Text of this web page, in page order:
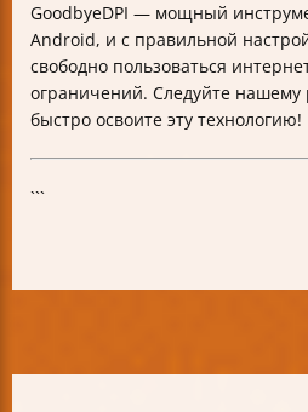
GoodbyeDPI — мощный
Android, и с правильной
свободно пользоваться
ограничений. Следуйте нашему
быстро освоите эту технологию!
```